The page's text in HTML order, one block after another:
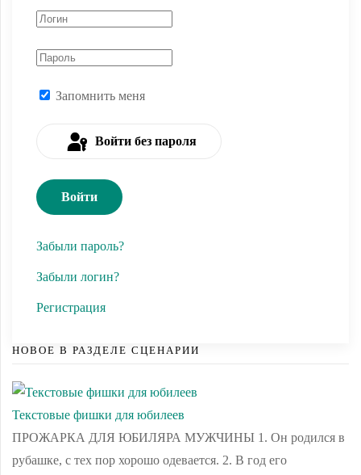
Запомнить меня
Войти без пароля
Войти
Забыли пароль?
Забыли логин?
Регистрация
НОВОЕ В РАЗДЕЛЕ СЦЕНАРИИ
Текстовые фишки для юбилеев
ПРОЖАРКА ДЛЯ ЮБИЛЯРА МУЖЧИНЫ 1. Он родился в
рубашке, с тех пор хорошо одевается. 2. В год его